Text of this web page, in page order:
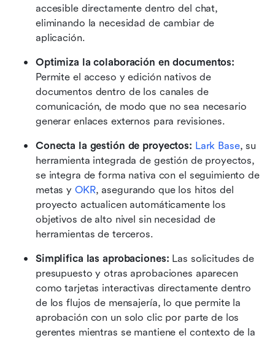
accesible directamente dentro del chat,
eliminando la necesidad de cambiar de
aplicación.
Optimiza la colaboración en documentos:
Permite el acceso y edición nativos de
documentos dentro de los canales de
comunicación, de modo que no sea necesario
generar enlaces externos para revisiones.
Conecta la gestión de proyectos: Lark Base, su
herramienta integrada de gestión de proyectos,
se integra de forma nativa con el seguimiento de
metas y OKR, asegurando que los hitos del
proyecto actualicen automáticamente los
objetivos de alto nivel sin necesidad de
herramientas de terceros.
Simplifica las aprobaciones: Las solicitudes de
presupuesto y otras aprobaciones aparecen
como tarjetas interactivas directamente dentro
de los flujos de mensajería, lo que permite la
aprobación con un solo clic por parte de los
gerentes mientras se mantiene el contexto de la